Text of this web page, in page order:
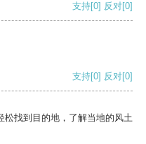
支持[0] 反对[0]
支持[0] 反对[0]
松找到目的地，了解当地的风土